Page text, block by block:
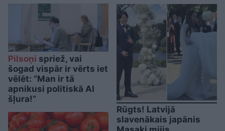
Pilsoņi spriež, vai
šogad vispār ir vērts iet
vēlēt: “Man ir tā
apnikusi politiskā AI
šļura!”
Rūgts! Latvijā
slavenākais japānis